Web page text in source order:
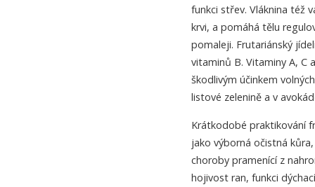
funkci střev. Vláknina též
krvi, a pomáhá tělu
pomaleji. Frutariánský
vitaminů B. Vitaminy A, C
škodlivým účinkem
listové zelenině a v
Krátkodobé praktikování
jako výborná očistná
choroby pramenící z
hojivost ran, funkci